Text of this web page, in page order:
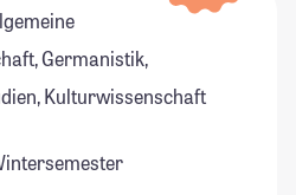
Germanistik,
Kulturwissenschaft